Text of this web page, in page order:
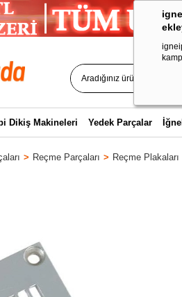
Dikiş Makineleri Yedek Parçalar
Reçme Parçaları Reçme Plakaları